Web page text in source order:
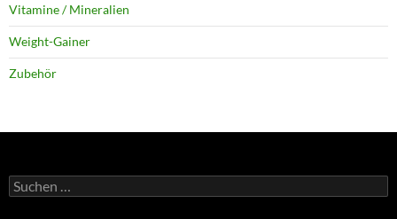
Vitamine / Mineralien
Weight-Gainer
Zubehör
Suchen
nach: